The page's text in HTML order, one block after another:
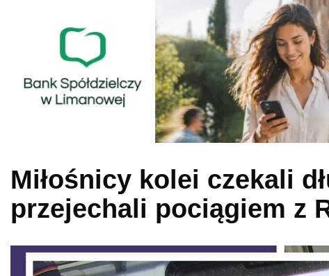
Miłośnicy kolei czekali
przejechali pociągiem z